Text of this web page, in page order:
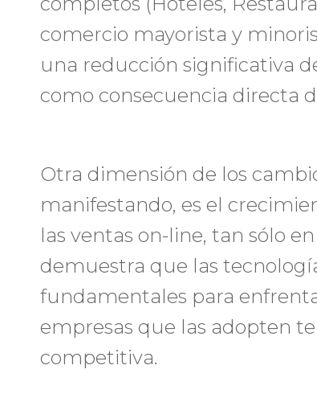
comercio mayorista y
una reducción significativa
como consecuencia directa
Otra dimensión de los
manifestando, es el
las ventas on-line, tan sólo
demuestra que las
fundamentales para
empresas que las adopten
competitiva.